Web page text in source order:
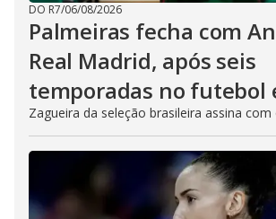
DO R7/06/08/2026
Palmeiras fecha com
Real Madrid, após seis
temporadas no futebol
Zagueira da seleção brasileira assina com